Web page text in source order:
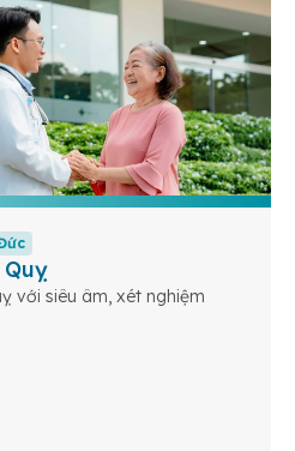
với siêu âm, xét nghiệm